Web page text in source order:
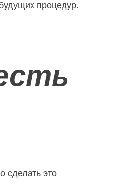
процедур.
сделать это